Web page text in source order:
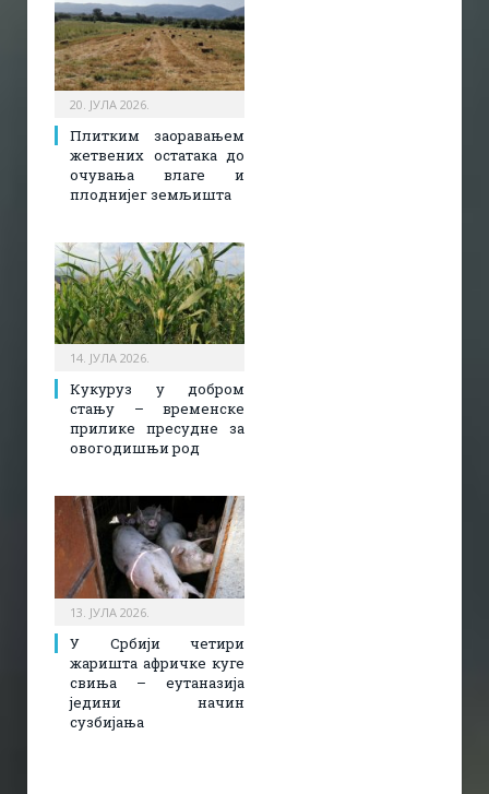
20. ЈУЛА 2026.
Плитким заоравањем
жетвених остатака до
очувања влаге и
плоднијег земљишта
14. ЈУЛА 2026.
Кукуруз у добром
стању – временске
прилике пресудне за
овогодишњи род
13. ЈУЛА 2026.
У Србији четири
жаришта афричке куге
свиња – еутаназија
једини начин
сузбијања